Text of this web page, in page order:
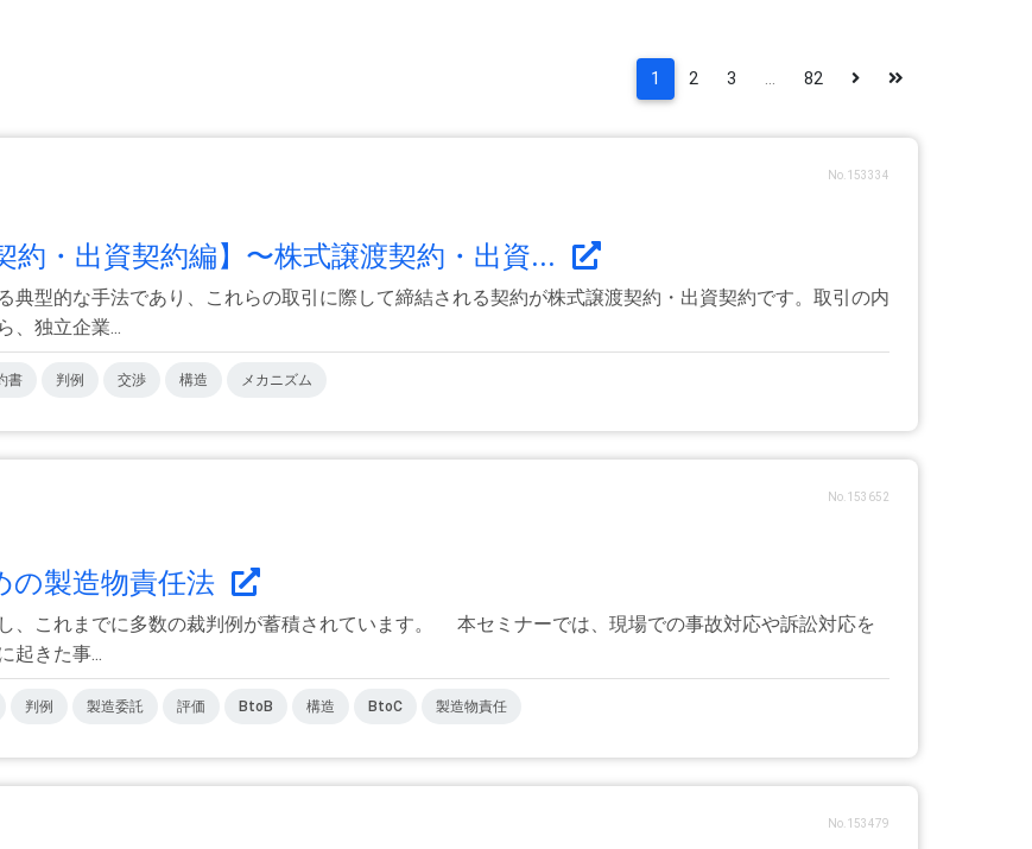
1 2 3 ... 82
No.153334
・出資契約編】〜株式譲渡契約・出資...
典型的な手法であり、これらの取引に際して締結される契約が株式譲渡契約・出資契約です。取引の内
、独立企業...
書 判例 交渉 構造 メカニズム
No.153652
の製造物責任法
、これまでに多数の裁判例が蓄積されています。 本セミナーでは、現場での事故対応や訴訟対応を
起きた事...
判例 製造委託 評価 BtoB 構造 BtoC 製造物責任
No.153479